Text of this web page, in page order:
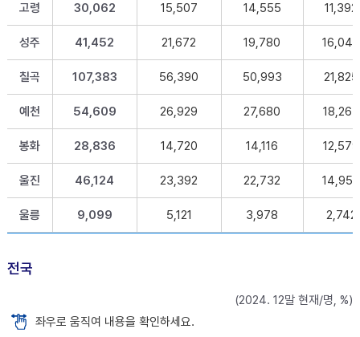
고령 30,062 15,507 14,555 11,392
성주 41,452 21,672 19,780 16,044
칠곡 107,383 56,390 50,993 21,825
예천 54,609 26,929 27,680 18,265
봉화 28,836 14,720 14,116 12,579
울진 46,124 23,392 22,732 14,955
울릉 9,099 5,121 3,978 2,742
전국
(2024. 12말 현재/명, %)
좌우로 움직여 내용을 확인하세요.